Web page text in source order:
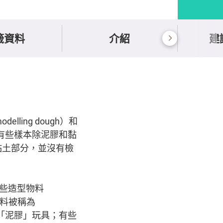
資料 介紹 建
dough）和
些樣本除泥膠和黏
部分，並沒有檢
造型物料
被稱為
泥膠」玩具；有些